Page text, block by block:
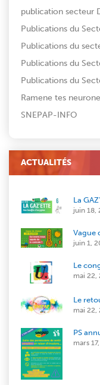
publication secteur
Publications du
Publications du
Publications du
Publications du
Ramene tes
SNEPAP-INFO
ACTUALITÉS
La
juin 18,
Vague
juin 1,
Le
mai 22,
Le
mai 22,
PS
mars